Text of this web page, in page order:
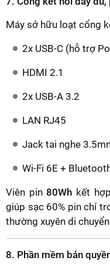
Máy sở hữu loạt cổng
2x USB-C (hỗ trợ
HDMI 2.1
2x USB-A 3.2
LAN RJ45
Jack tai nghe
Wi-Fi 6E +
Viên pin80Wh kết
giúp sạc 60% pin chỉ
thường xuyên di
8. Phần mềm bản